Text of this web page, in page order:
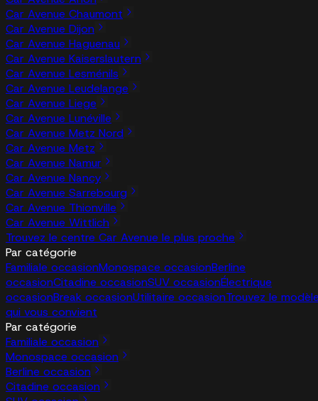
Car Avenue Chaumont
Car Avenue Dijon
Car Avenue Haguenau
Car Avenue Kaiserslautern
Car Avenue Lesménils
Car Avenue Leudelange
Car Avenue Liege
Car Avenue Lunéville
Car Avenue Metz Nord
Car Avenue Metz
Car Avenue Namur
Car Avenue Nancy
Car Avenue Sarrebourg
Car Avenue Thionville
Car Avenue Wittlich
Trouvez le centre Car Avenue le plus proche
Par catégorie
Familiale occasionMonospace occasionBerline
occasionCitadine occasionSUV occasionÉlectrique
occasionBreak occasionUtilitaire occasionTrouvez le
qui vous convient
Par catégorie
Familiale occasion
Monospace occasion
Berline occasion
Citadine occasion